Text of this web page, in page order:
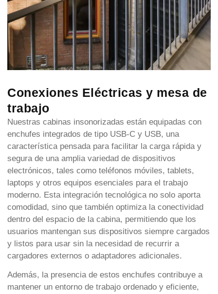
Conexiones Eléctricas y mesa de
trabajo
Nuestras cabinas insonorizadas están equipadas con
enchufes integrados de tipo USB-C y USB, una
característica pensada para facilitar la carga rápida y
segura de una amplia variedad de dispositivos
electrónicos, tales como teléfonos móviles, tablets,
laptops y otros equipos esenciales para el trabajo
moderno. Esta integración tecnológica no solo aporta
comodidad, sino que también optimiza la conectividad
dentro del espacio de la cabina, permitiendo que los
usuarios mantengan sus dispositivos siempre cargados
y listos para usar sin la necesidad de recurrir a
cargadores externos o adaptadores adicionales.
Además, la presencia de estos enchufes contribuye a
mantener un entorno de trabajo ordenado y eficiente,